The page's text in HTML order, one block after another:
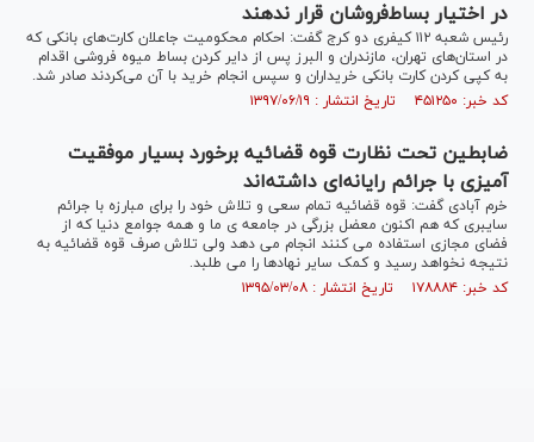
در اختیار بساط‌فروشان قرار ندهند
رئیس شعبه ۱۱۲ کیفری دو کرج گفت: احکام محکومیت جاعلان کارت‌های بانکی که
در استان‌های تهران، مازندران و البرز پس از دایر کردن بساط میوه فروشی اقدام
به کپی کردن کارت بانکی خریداران و سپس انجام خرید با آن می‌کردند صادر شد.
کد خبر: ۴۵۱۲۵۰ تاریخ انتشار : ۱۳۹۷/۰۶/۱۹
ضابطین تحت نظارت قوه قضائیه برخورد بسیار موفقیت
آمیزی با جرائم رایانه‌ای داشته‌اند
خرم آبادی گفت: قوه قضائیه تمام سعی و تلاش خود را برای مبارزه با جرائم
سایبری که هم اکنون معضل بزرگی در جامعه ی ما و همه جوامع دنیا که از
فضای مجازی استفاده می کنند انجام می دهد ولی تلاش صرف قوه قضائیه به
نتیجه نخواهد رسید و کمک سایر نهادها را می طلبد.
کد خبر: ۱۷۸۸۸۴ تاریخ انتشار : ۱۳۹۵/۰۳/۰۸